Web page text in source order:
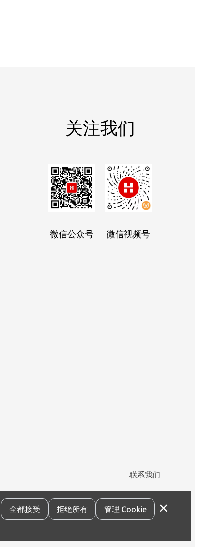
全都接受 拒绝所有 管理 Cookie ×
关注我们
微信公众号 微信视频号
联系我们
您的隐私选项 霍尼韦尔科技Cookie通知退订 漏洞报告